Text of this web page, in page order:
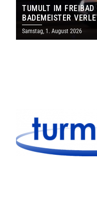
TUMULT IM FREIBAD
BADEMEISTER
Samstag, 1. August 2026